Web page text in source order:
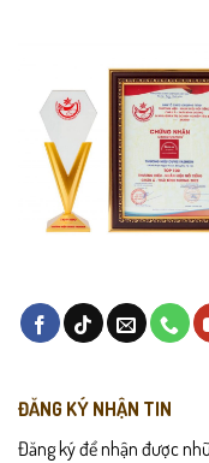
gọn, phẳng và rất đều,
Form polo đứng vừa
ứng “thon – gọn – lịch
POLO001 phù hợp cả đi
ĐĂNG KÝ NHẬN TIN
Đăng ký để nhận được